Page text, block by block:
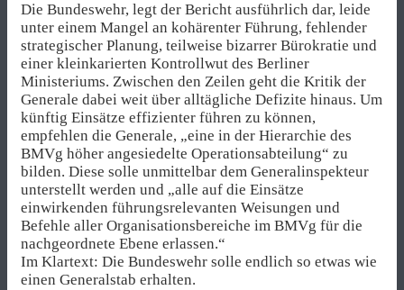
Die Bundeswehr, legt der Bericht ausführlich dar, leide
unter einem Mangel an kohärenter Führung, fehlender
strategischer Planung, teilweise bizarrer Bürokratie und
einer kleinkarierten Kontrollwut des Berliner
Ministeriums. Zwischen den Zeilen geht die Kritik der
Generale dabei weit über alltägliche Defizite hinaus. Um
künftig Einsätze effizienter führen zu können,
empfehlen die Generale, „eine in der Hierarchie des
BMVg höher angesiedelte Operationsabteilung“ zu
bilden. Diese solle unmittelbar dem Generalinspekteur
unterstellt werden und „alle auf die Einsätze
einwirkenden führungsrelevanten Weisungen und
Befehle aller Organisationsbereiche im BMVg für die
nachgeordnete Ebene erlassen.“
Im Klartext: Die Bundeswehr solle endlich so etwas wie
einen Generalstab erhalten.